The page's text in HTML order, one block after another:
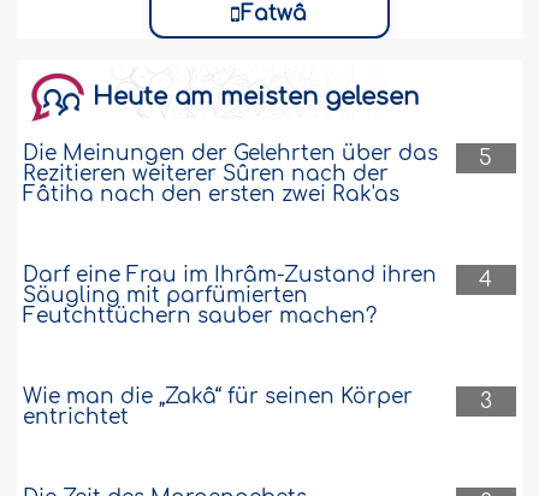
Fatwâ
Heute am meisten gelesen
5
Die Meinungen der Gelehrten über das
Rezitieren weiterer Sûren nach der
Fâtiha nach den ersten zwei Rak'as
4
Darf eine Frau im Ihrâm-Zustand ihren
Säugling mit parfümierten
Feutchttüchern sauber machen?
3
Wie man die „Zakâ“ für seinen Körper
entrichtet